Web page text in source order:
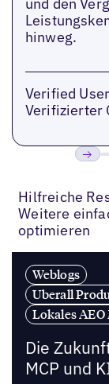
hinweg.
Verified
Verifizierter
Hilfreiche
Weitere
optimieren
Weblogs
Uberall
Lokales
Die
MCP und